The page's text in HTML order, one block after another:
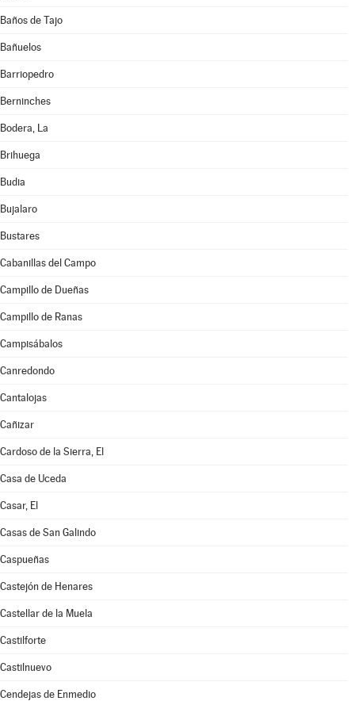
Baños de Tajo
Bañuelos
Barriopedro
Berninches
Bodera, La
Brihuega
Budia
Bujalaro
Bustares
Cabanillas del Campo
Campillo de Dueñas
Campillo de Ranas
Campisábalos
Canredondo
Cantalojas
Cañizar
Cardoso de la Sierra, El
Casa de Uceda
Casar, El
Casas de San Galindo
Caspueñas
Castejón de Henares
Castellar de la Muela
Castilforte
Castilnuevo
Cendejas de Enmedio